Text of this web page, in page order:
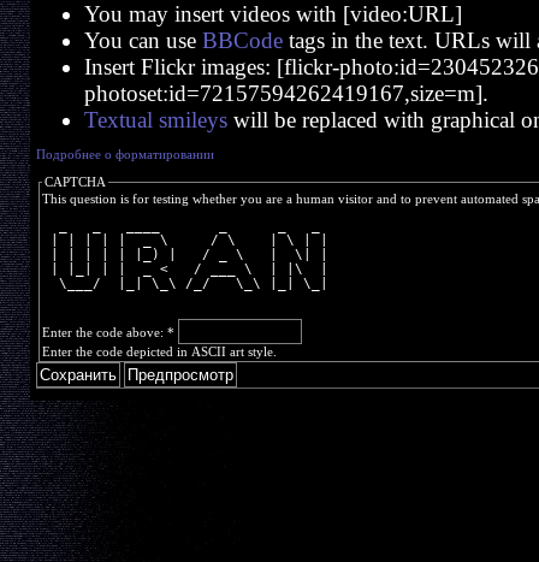
You may insert videos with [video:URL]
You can use BBCodetags in the text. URLs will
Insert Flickr images: [flickr-
photoset:id=72157594262419167,size=m].
Textual smileyswill be replaced with graphical
Подробнее о форматировании
CAPTCHA
This question is for testing whether you are a human visitor and to prevent automated
| | | | |  _ \     / \    | \ | |
| | | | | |_) |   / _ \   |  \| |
| |_| | |  _ <   / ___ \  | |\  |
  \___/  |_| \_\ /_/   \_\ |_| \_|
Enter the code above: *
Enter the code depicted in ASCII art style.